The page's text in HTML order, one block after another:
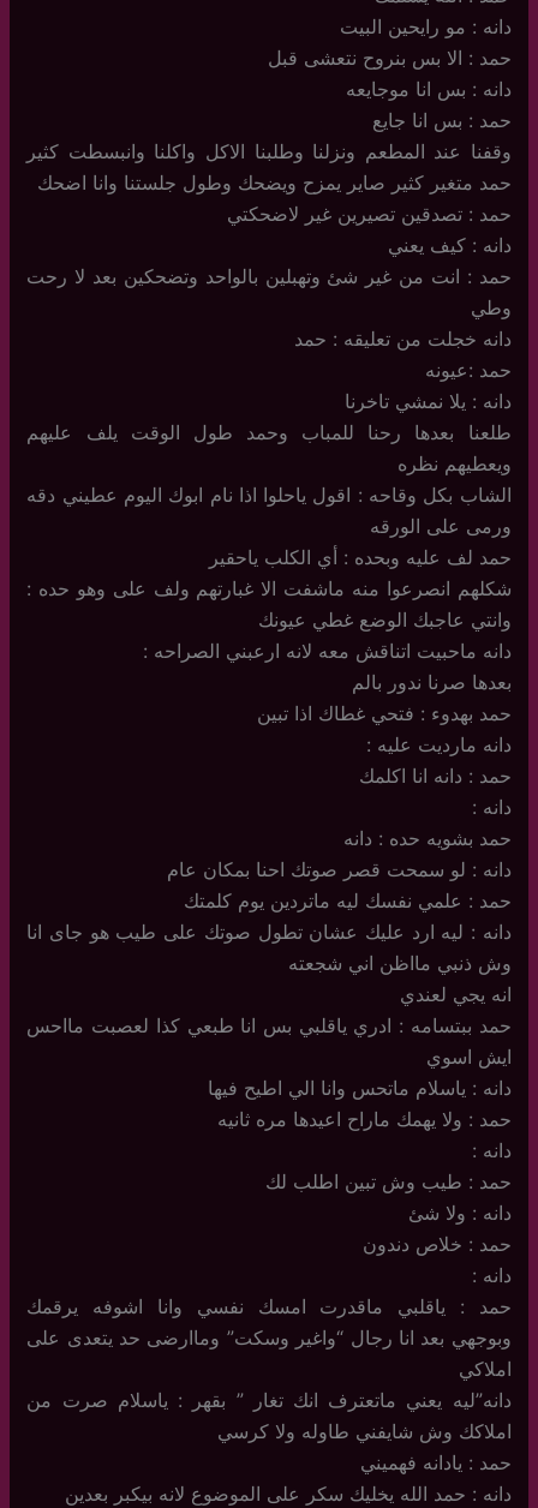
دانه : مو رايحين البيت
حمد : الا بس بنروح نتعشى قبل
دانه : بس انا موجايعه
حمد : بس انا جايع
وقفنا عند المطعم ونزلنا وطلبنا الاكل واكلنا وانبسطت كثير
حمد متغير كثير صاير يمزح ويضحك وطول جلستنا وانا اضحك
حمد : تصدقين تصيرين غير لاضحكتي
دانه : كيف يعني
حمد : انت من غير شئ وتهبلين بالواحد وتضحكين بعد لا رحت
وطي
دانه خجلت من تعليقه : حمد
حمد :عيونه
دانه : يلا نمشي تاخرنا
طلعنا بعدها رحنا للمباب وحمد طول الوقت يلف عليهم
ويعطيهم نظره
الشاب بكل وقاحه : اقول ياحلوا اذا نام ابوك اليوم عطيني دقه
ورمى على الورقه
حمد لف عليه وبحده : أي الكلب ياحقير
شكلهم انصرعوا منه ماشفت الا غبارتهم ولف على وهو حده :
وانتي عاجبك الوضع غطي عيونك
دانه ماحبيت اتناقش معه لانه ارعبني الصراحه :
بعدها صرنا ندور بالم
حمد بهدوء : فتحي غطاك اذا تبين
دانه مارديت عليه :
حمد : دانه انا اكلمك
دانه :
حمد بشويه حده : دانه
دانه : لو سمحت قصر صوتك احنا بمكان عام
حمد : علمي نفسك ليه ماتردين يوم كلمتك
دانه : ليه ارد عليك عشان تطول صوتك على طيب هو جاى انا
وش ذنبي مااظن اني شجعته
انه يجي لعندي
حمد ببتسامه : ادري ياقلبي بس انا طبعي كذا لعصبت مااحس
ايش اسوي
دانه : ياسلام ماتحس وانا الي اطيح فيها
حمد : ولا يهمك ماراح اعيدها مره ثانيه
دانه :
حمد : طيب وش تبين اطلب لك
دانه : ولا شئ
حمد : خلاص دندون
دانه :
حمد : ياقلبي ماقدرت امسك نفسي وانا اشوفه يرقمك
وبوجهي بعد انا رجال “واغير وسكت” وماارضى حد يتعدى على
املاكي
دانه”ليه يعني ماتعترف انك تغار ” بقهر : ياسلام صرت من
املاكك وش شايفني طاوله ولا كرسي
حمد : يادانه فهميني
دانه : حمد الله يخليك سكر على الموضوع لانه بيكبر بعدين